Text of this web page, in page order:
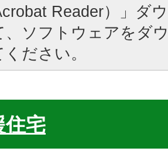
Reader）」ダ
、ソフトウェアをダ
ださい。
住宅